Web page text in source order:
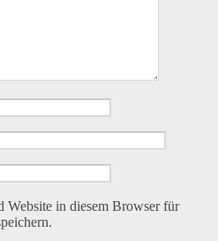
Website in diesem Browser für